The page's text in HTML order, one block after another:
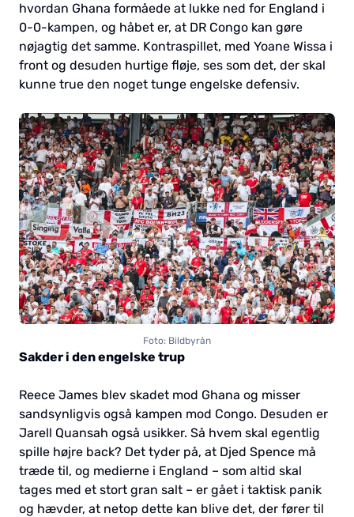
hvordan Ghana formåede at lukke ned for England i
0-0-kampen, og håbet er, at DR Congo kan gøre
nøjagtig det samme. Kontraspillet, med Yoane Wissa i
front og desuden hurtige fløje, ses som det, der skal
kunne true den noget tunge engelske defensiv.
Foto: Bildbyrån
Sakder i den engelske trup
Reece James blev skadet mod Ghana og misser
sandsynligvis også kampen mod Congo. Desuden er
Jarell Quansah også usikker. Så hvem skal egentlig
spille højre back? Det tyder på, at Djed Spence må
træde til, og medierne i England – som altid skal
tages med et stort gran salt – er gået i taktisk panik
og hævder, at netop dette kan blive det, der fører til